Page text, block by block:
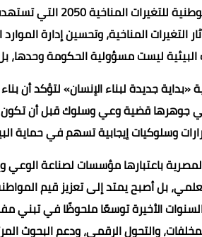
وتتسق هذه الجهود مع
التغيرات المناخية، وتحسين إدارة
ليست مسؤولية الحكومة وحدها،
«بداية جديدة لبناء الإنسان» لتؤكد
في جوهرها قضية وعي وسلوك قبل أن
وسلوكيات إيجابية تسهم في حماية
باعتبارها مؤسسات لصناعة الوعي
بل أصبح يمتد إلى تعزيز قيم
الأخيرة توسعًا ملحوظًا في تبني
والتحول الرقمي، ودعم البحوث